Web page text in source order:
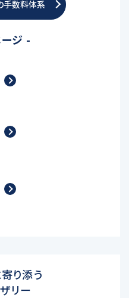
手数料体系
ジ -
り添う
リー